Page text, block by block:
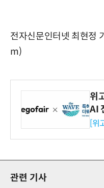
전자신문인터넷 최현정
m)
위
AI
시
[위
관련 기사